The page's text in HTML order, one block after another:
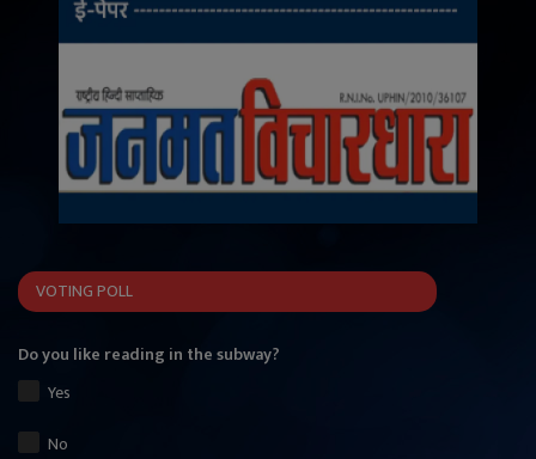
VOTING POLL
Do you like reading in the subway?
Yes
No